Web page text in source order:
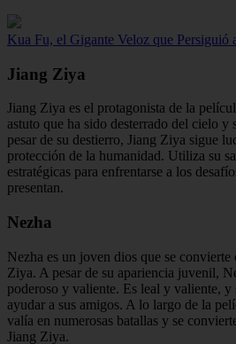
Kua Fu, el Gigante Veloz que Persiguió
Jiang Ziya
Jiang Ziya es el protagonista de la
astuto que ha sido desterrado del cielo y
pesar de su destierro, Jiang Ziya sigue
protección de la humanidad. Utiliza su
estratégicas para enfrentarse a los
presentan.
Nezha
Nezha es un joven dios que se convierte
Ziya. A pesar de su apariencia juvenil,
poderoso y valiente. Es leal y valiente, y
ayudar a sus amigos. A lo largo de la
valía en numerosas batallas y se
Jiang Ziya.